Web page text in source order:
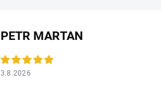
PETR MARTAN
3.8.2026